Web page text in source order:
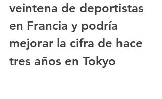
veintena de deportistas
en Francia y podría
mejorar la cifra de hace
tres años en Tokyo